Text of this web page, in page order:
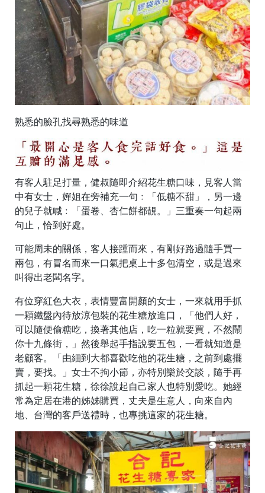
熟悉的臉孔找尋熟悉的味道
有客人駐足打量，健叔隨即介紹花生糖口味，見客人當
中有女士，嬋姐在旁補充一句﹕「低糖不甜」，另一邊
的兒子就喊﹕「蛋卷、杏仁餅都靚。」三重奏一句起兩
句止，恰到好處。
可能周未的關係，客人接踵而來，有剛好路過隨手買一
兩包，有冒名而來一口氣把桌上十多包清空，或是過來
叫得出老闆名字。
有位穿紅色大衣，表情豐富開顏的女士，一來就用手抓
一顆鐵盤內待放涼包裝的花生糖放進口，「他們人好，
可以隨便偷糖吃，換著其他店，吃一粒就要買，不然鬧
你十九條街，」然後舉起手指說要五包，一看就知道是
老顧客。「由細到大都喜歡吃他的花生糖，之前到處擺
賣，要找。」女士不拘小節，亦特別樂於交談，隨手再
抓起一顆花生糖，徐徐說起自己家人也特別愛吃。她經
常為定居在港的姊姊購買，丈夫是生意人，向來自內
地、台灣的客戶送禮時，也專挑這家的花生糖。